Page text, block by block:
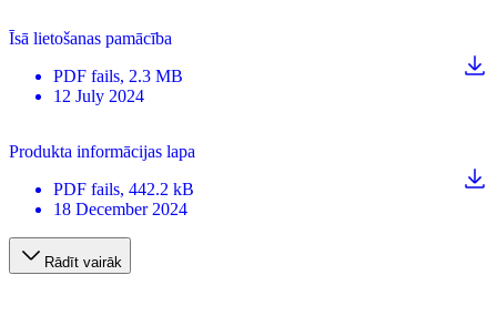
Īsā lietošanas pamācība
PDF fails, 2.3 MB
12 July 2024
Produkta informācijas lapa
PDF fails, 442.2 kB
18 December 2024
Rādīt vairāk